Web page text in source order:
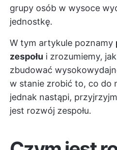
grupy osób w wysoce
jednostkę.
W tym artykule poznamy
zespołu i zrozumiemy,
zbudować
w stanie zrobić to, co do
jednak nastąpi,
jest rozwój zespołu.